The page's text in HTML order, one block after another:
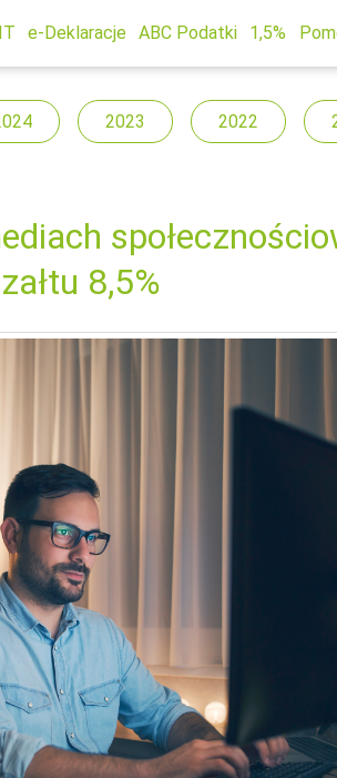
e-Deklaracje ABC Podatki 1,5%
2023 2022
8,5%